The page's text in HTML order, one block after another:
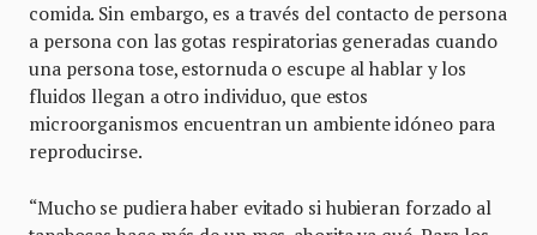
comida. Sin embargo, es a través del contacto de persona
a persona con las gotas respiratorias generadas cuando
una persona tose, estornuda o escupe al hablar y los
fluidos llegan a otro individuo, que estos
microorganismos encuentran un ambiente idóneo para
reproducirse.
“Mucho se pudiera haber evitado si hubieran forzado al